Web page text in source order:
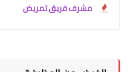
مشرف فريق تمريض